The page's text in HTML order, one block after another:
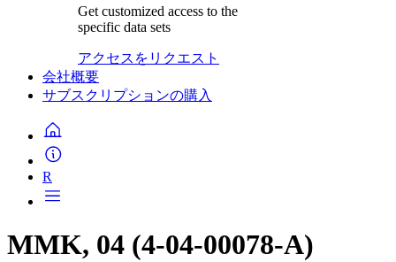
Get customized access to the
specific data sets
アクセスをリクエスト
会社概要
サブスクリプションの購入
R
MMK, 04 (4-04-00078-A)